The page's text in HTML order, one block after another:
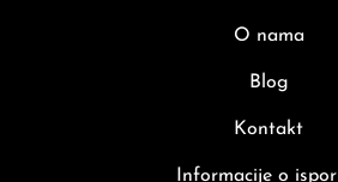
O nama
Blog
Kontakt
Informacije o